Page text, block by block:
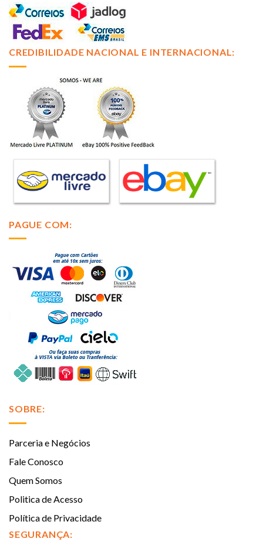
CREDIBILIDADE NACIONAL E INTERNACIONAL:
PAGUE COM:
SOBRE:
Parceria e Negócios
Fale Conosco
Quem Somos
Politica de Acesso
Política de Privacidade
SEGURANÇA: